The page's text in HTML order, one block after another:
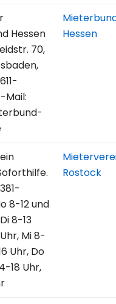
Hessen
70,
Mail:
Hessen
8-12 und
8-13
Mi 8-
Uhr, Do
18 Uhr,
Rostock